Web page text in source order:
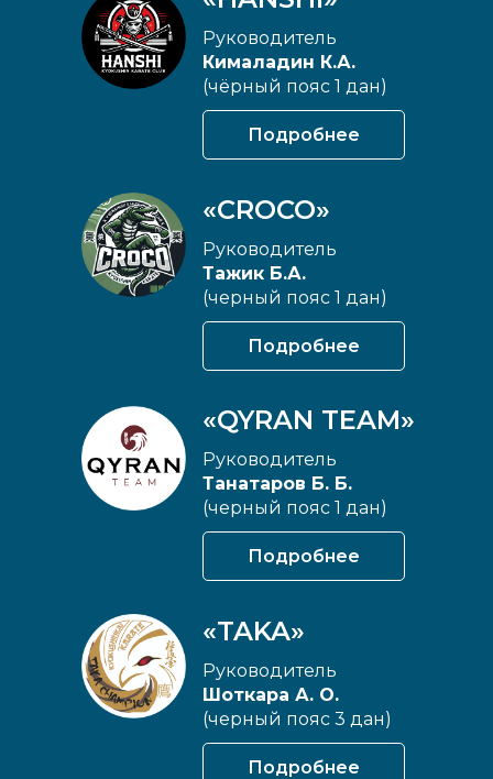
Руководитель
Тажик Б.А.
(черный пояс 1 дан)
«CROCO»
Подробнее
Подробнее
Руководитель
Кималадин К.А.
(чёрный пояс 1 дан)
Руководитель
Шоткара А. О.
(черный пояс 3 дан)
«TAKA»
Подробнее
Подробнее
«QYRAN TEAM»
Руководитель
Танатаров Б. Б.
(черный пояс 1 дан)